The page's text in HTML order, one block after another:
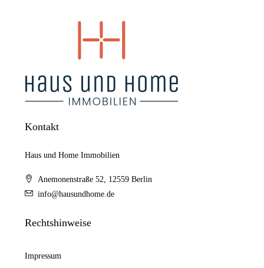
Kontakt
Haus und Home Immobilien
Anemonenstraße 52, 12559 Berlin
info@hausundhome.de
Rechtshinweise
Impressum